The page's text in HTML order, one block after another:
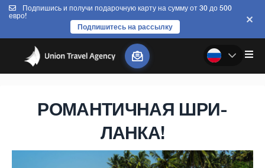
Подпишись и получи подарочную карту на сумму от 30 до 500
евро!
Подпишитесь на рассылку
РОМАНТИЧНАЯ ШРИ-
ЛАНКА!